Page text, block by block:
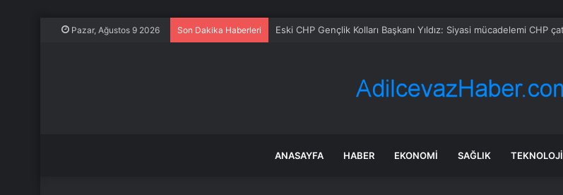
Pazar, Ağustos 9 2026 Son Dakika Haberleri Burhaniye Belediye Başkanı Ali Kemal Deveciler CHP’den istifa etti
ANASAYFA HABER EKONOMI SAĞLIK TEKNOLOJI